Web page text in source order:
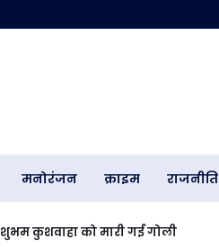
मनोरंजन क्राइम राजनीति
कुशवाहा को मारी गई गोली